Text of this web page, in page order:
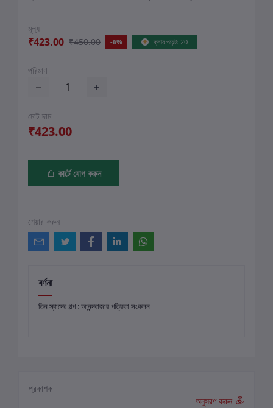
মূল্য
₹423.00 ₹450.00 -6% ক্লাব পয়েন্ট: 20
পরিমাণ
মোট দাম
₹423.00
কার্টে যোগ করুন
শেয়ার করুন
বর্ণনা
তিন স্বাদের গল্প : আনন্দবাজার পত্রিকা সংকলন
প্রকাশক
অনুসরণ করুন